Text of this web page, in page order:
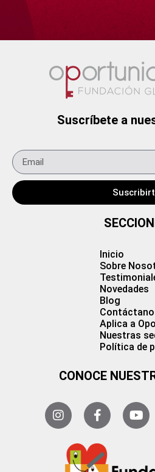
Suscríbete a
Inicio
Sobre
Novedades
Blog
Aplica a
Nuestras
Política de
CONOCE